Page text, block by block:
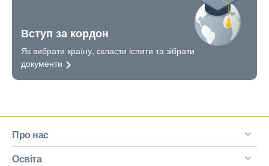
Вступ за кордон
Як вибрати країну, скласти іспити та зібрати
документи
Про нас
Освіта